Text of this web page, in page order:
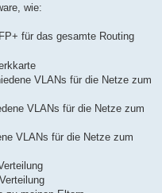
wie:
für das gesamte Routing
VLANs für die Netze zum
VLANs für die Netze zum
VLANs für die Netze zum